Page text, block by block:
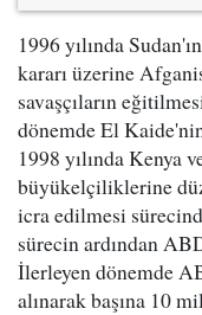
1996 yılında
kararı üzerine
savaşçıların
dönemde El
1998 yılında Kenya
büyükelçiliklerine
icra edilmesi
sürecin ardından
İlerleyen dönemde
alınarak başına 10